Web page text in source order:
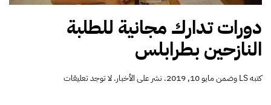
دورات تدارك مجانية للطلبة
النازحين بطرابلس
كتبهLSوضمنمايو 10, 2019 . نشر علىالأخبار.لا توجد تعليقاتعلى